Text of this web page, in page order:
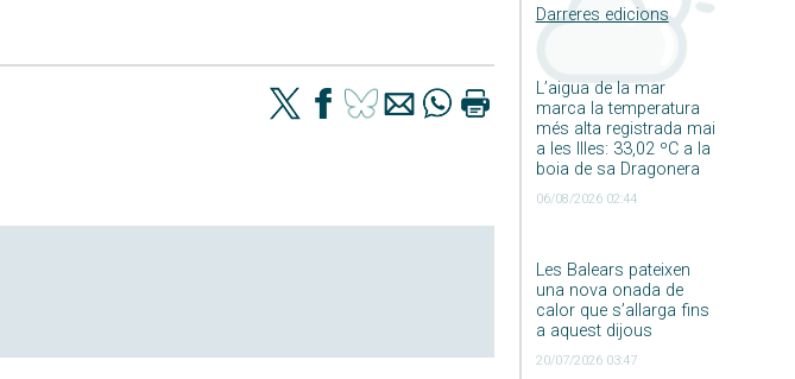
Darreres edicions
L’aigua de la mar
marca la temperatura
més alta registrada mai
a les Illes: 33,02 ºC a la
boia de sa Dragonera
06/08/2026 02:44
Les Balears pateixen
una nova onada de
calor que s’allarga fins
a aquest dijous
20/07/2026 03:47